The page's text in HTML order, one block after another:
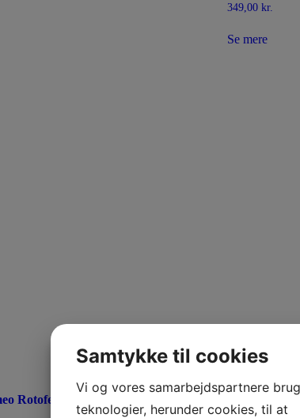
349,00 kr.
Se mere
Rotofever
lej dB
349,00kr.
Se mere
Samtykke til cookies
Vi og vores samarbejdspartnere
teknologier, herunder cookies, til at